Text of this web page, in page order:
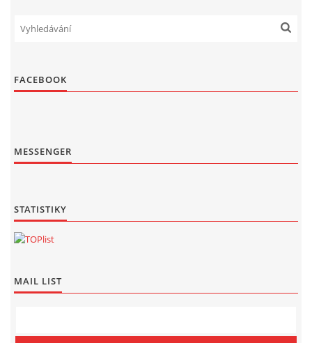
FACEBOOK
MESSENGER
STATISTIKY
MAIL LIST